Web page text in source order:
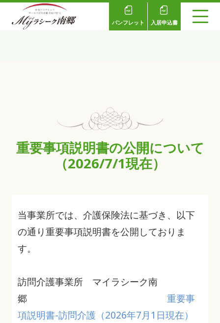
パンフレット 入居申込書
重要事項説明書の公開について
（2026/7/1現在）
当事業所では、介護保険法に基づき、以下
の通り重要事項説明書を公開しておりま
す。
訪問介護事業所 マイラシーク南
郷 重要事
項説明書-訪問介護（2026年7月1日現在）